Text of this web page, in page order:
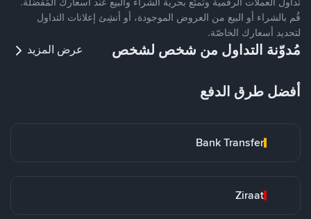
قُم بالشراء أو البيع من العروض الموجودة، أو أنشِئ إعلانات التداول
لتحديد أسعارك الخاصّة.
مُدوّنة التداول من شخص لشخص عرض المزيد
أفضل طرق الدفع
Bank Transfer
Ziraat